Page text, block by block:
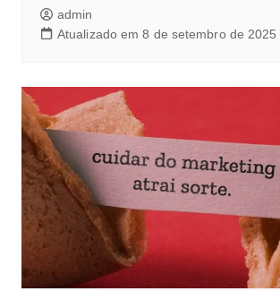
admin
Atualizado em 8 de setembro de 2025